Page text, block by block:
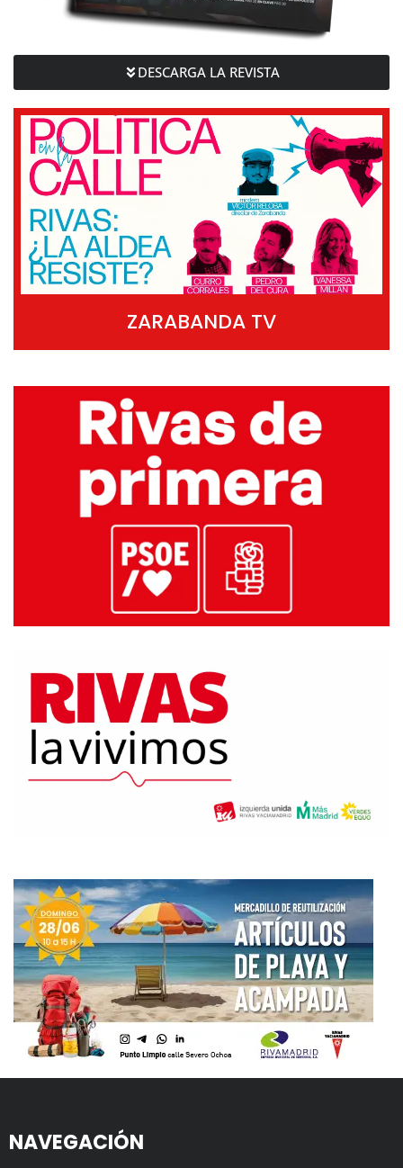
DESCARGA LA REVISTA
ZARABANDA TV
NAVEGACIÓN